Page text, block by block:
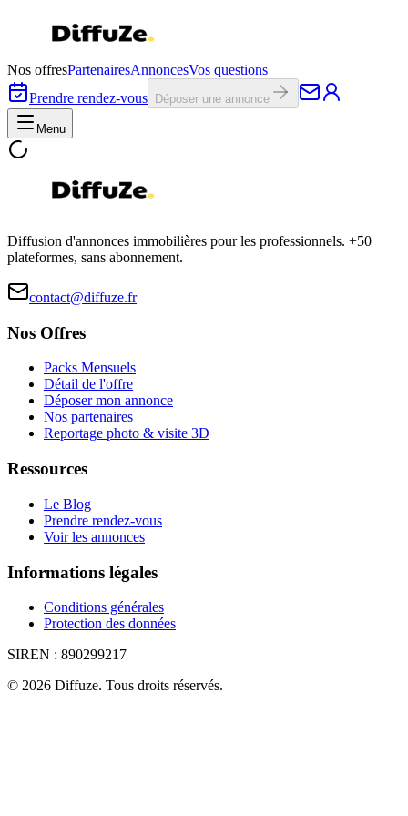
Nos offresPartenairesAnnoncesVos questions
Prendre rendez-vous
Déposer une annonce
Menu
Diffusion d'annonces immobilières pour les professionnels. +50
plateformes, sans abonnement.
contact@diffuze.fr
Nos Offres
Packs Mensuels
Détail de l'offre
Déposer mon annonce
Nos partenaires
Reportage photo & visite 3D
Ressources
Le Blog
Prendre rendez-vous
Voir les annonces
Informations légales
Conditions générales
Protection des données
SIREN : 890299217
© 2026 Diffuze. Tous droits réservés.